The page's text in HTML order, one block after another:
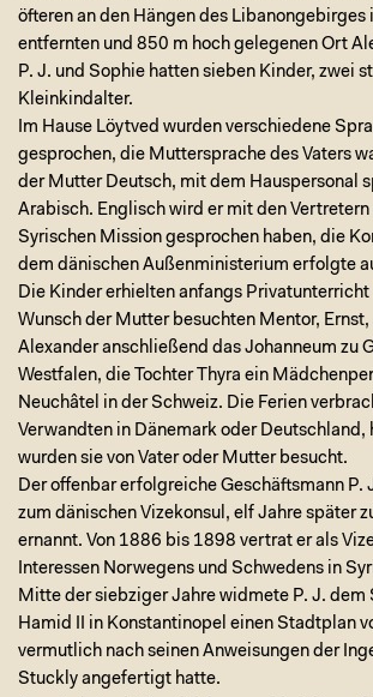
öfteren an den Hängen des Libanongebirges
entfernten und 850 m hoch gelegenen Ort
P. J. und Sophie hatten sieben Kinder, zwei
Kleinkindalter.
Im Hause Löytved wurden verschiedene
gesprochen, die Muttersprache des Vaters
der Mutter Deutsch, mit dem Hauspersonal
Arabisch. Englisch wird er mit den
Syrischen Mission gesprochen haben, die
dem dänischen Außenministerium erfolgte
Die Kinder erhielten anfangs
Wunsch der Mutter besuchten Mentor, Ernst,
Alexander anschließend das Johanneum zu
Westfalen, die Tochter Thyra ein
Neuchâtel in der Schweiz. Die Ferien
Verwandten in Dänemark oder Deutschland,
wurden sie von Vater oder Mutter besucht.
Der offenbar erfolgreiche Geschäftsmann P.
zum dänischen Vizekonsul, elf Jahre später
ernannt. Von 1886 bis 1898 vertrat er als
Interessen Norwegens und Schwedens in
Mitte der siebziger Jahre widmete P. J. dem
Hamid II in Konstantinopel einen Stadtplan
vermutlich nach seinen Anweisungen der
Stuckly angefertigt hatte.